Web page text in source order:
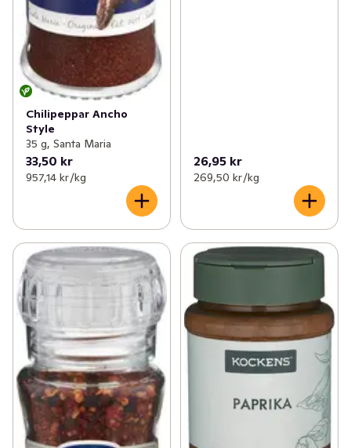
Chilipeppar Ancho
Style
35 g, Santa Maria
33,50 kr
957,14 kr /kg
26,95 kr
269,50 kr /kg